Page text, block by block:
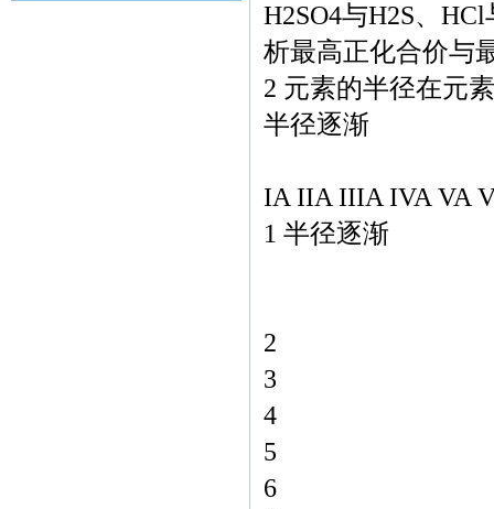
H2SO4与H2S、
析最高正化合价与
2 元素的半径在元
半径逐渐
IA IIA IIIA IVA VA
1 半径逐渐
2
3
4
5
6